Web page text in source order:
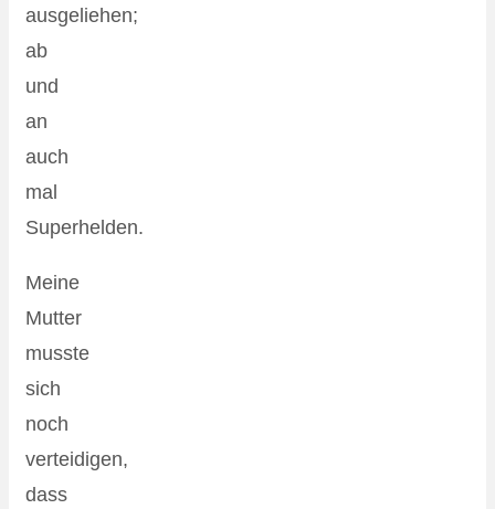
ausgeliehen;
ab
und
an
auch
mal
Superhelden.
Meine
Mutter
musste
sich
noch
verteidigen,
dass